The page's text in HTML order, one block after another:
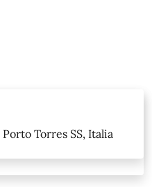
Torres SS, Italia